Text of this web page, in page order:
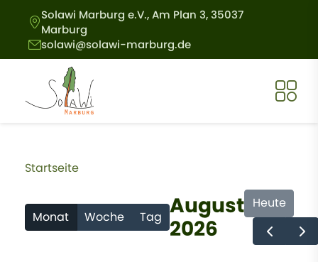
Direkt zum Inhalt
Solawi Marburg e.V., Am Plan 3, 35037
Marburg
solawi@solawi-marburg.de
Pfadnavigation
Startseite
Monat Woche Tag August
2026
Heute